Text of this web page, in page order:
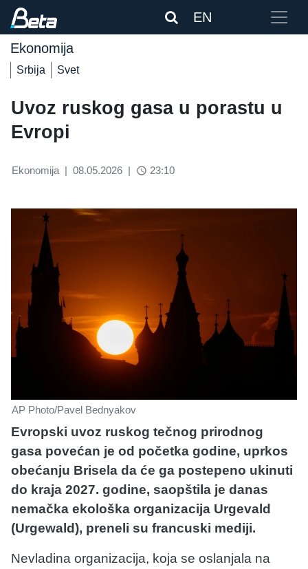
EN
Ekonomija
Srbija Svet
Uvoz ruskog gasa u porastu u
Evropi
Ekonomija | 08.05.2026 | access_time 23:10
AP Photo/Pavel Bednyakov
Evropski uvoz ruskog tečnog prirodnog
gasa povećan je od početka godine, uprkos
obećanju Brisela da će ga postepeno ukinuti
do kraja 2027. godine, saopštila je danas
nemačka ekološka organizacija Urgevald
(Urgewald), preneli su francuski mediji.
Nevladina organizacija, koja se oslanjala na